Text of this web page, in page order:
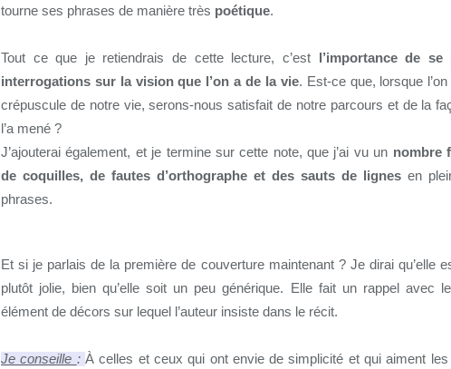
tourne ses phrases de manière très poétique.
Tout ce que je retiendrais de cette lecture, c’est
l’importance de
interrogations sur la vision que l’on a de la vie. Est-ce que, lorsque
crépuscule de notre vie, serons-nous satisfait de notre parcours et de la
l’a mené ?
J’ajouterai également, et je termine sur cette note, que j’ai vu un nombre
de coquilles, de fautes d’orthographe et des sauts de lignes en
phrases.
Et si je parlais de la première de couverture maintenant ? Je dirai qu’elle
plutôt jolie, bien qu’elle soit un peu générique. Elle fait un rappel avec
élément de décors sur lequel l’auteur insiste dans le récit.
Je conseille : À celles et ceux qui ont envie de simplicité et qui aiment les